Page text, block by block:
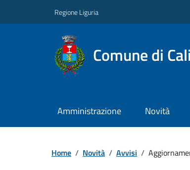
Regione Liguria
Comune di
Amministrazione Novità
Home / Novità / Avvisi /